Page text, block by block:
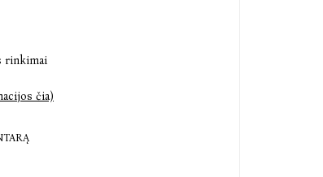
rinkimai
čia)